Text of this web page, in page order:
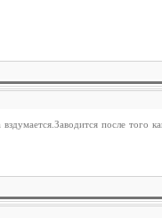
после того